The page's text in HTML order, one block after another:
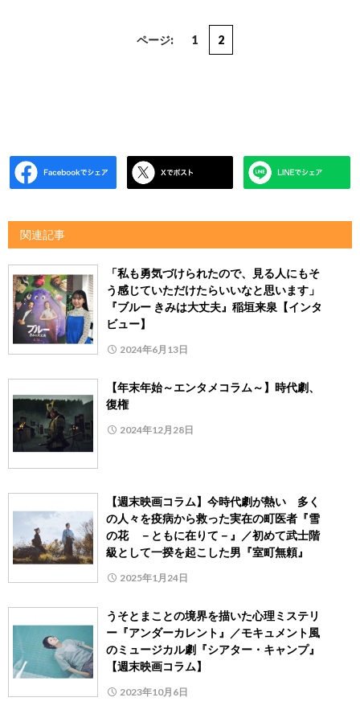
ページ: 1 2
関連記事
「私も勇気づけられたので、見る人にもそ
う感じていただけたらいいなと思います」
『ブルー きみは大丈夫』稲垣来泉【インタ
ビュー】
2024年6月13日
【年末年始～エンタメコラム～】時代劇、
復権
2024年12月28日
【週末映画コラム】今時代劇が熱い 多く
の人々を疫病から救った実在の町医者『雪
の花 －ともに在りて－』／初めて武士階
級として一揆を起こした男『室町無頼』
2025年1月24日
うそとまことの境界を描いた心理ミステリ
ー『アンダーカレント』／モキュメント風
のミュージカル劇『シアター・キャンプ』
【週末映画コラム】
2023年10月6日